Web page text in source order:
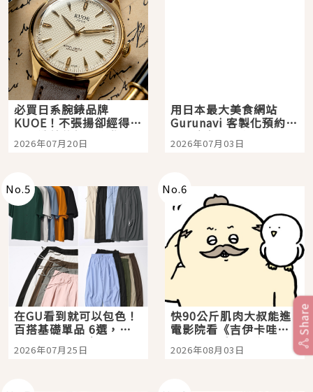
必買日系腕錶品牌
KUOE！不張揚卻經得起
時間洗鍊的經典之作五
選
2026年07月20日
用日本最大美食網站
Gurunavi 客製化預約九
大都市餐廳，打造專屬
美食體驗！
2026年07月03日
No.5
在GU看到就可以包色！
百搭基礎單品 6選，閉
眼全收也不心疼
2026年07月25日
No.6
快90公斤肌肉大叔能進
電影院看《吉伊卡哇》
嗎？日本重金屬樂團
「打首」會長與nagano
2026年08月03日
Share